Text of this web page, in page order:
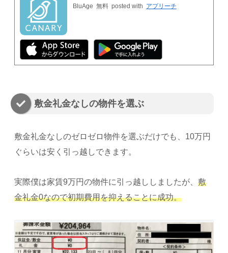
BluAge 無料 posted with アプリーチ
敷金礼金なしの物件を選ぶ
敷金礼金なしのゼロゼロ物件を選ぶだけでも、10万円
ぐらいは安く引っ越しできます。
実際僕は家賃9万円の物件に引っ越ししましたが、敷
金礼金0なので初期費用を抑えることに成功。